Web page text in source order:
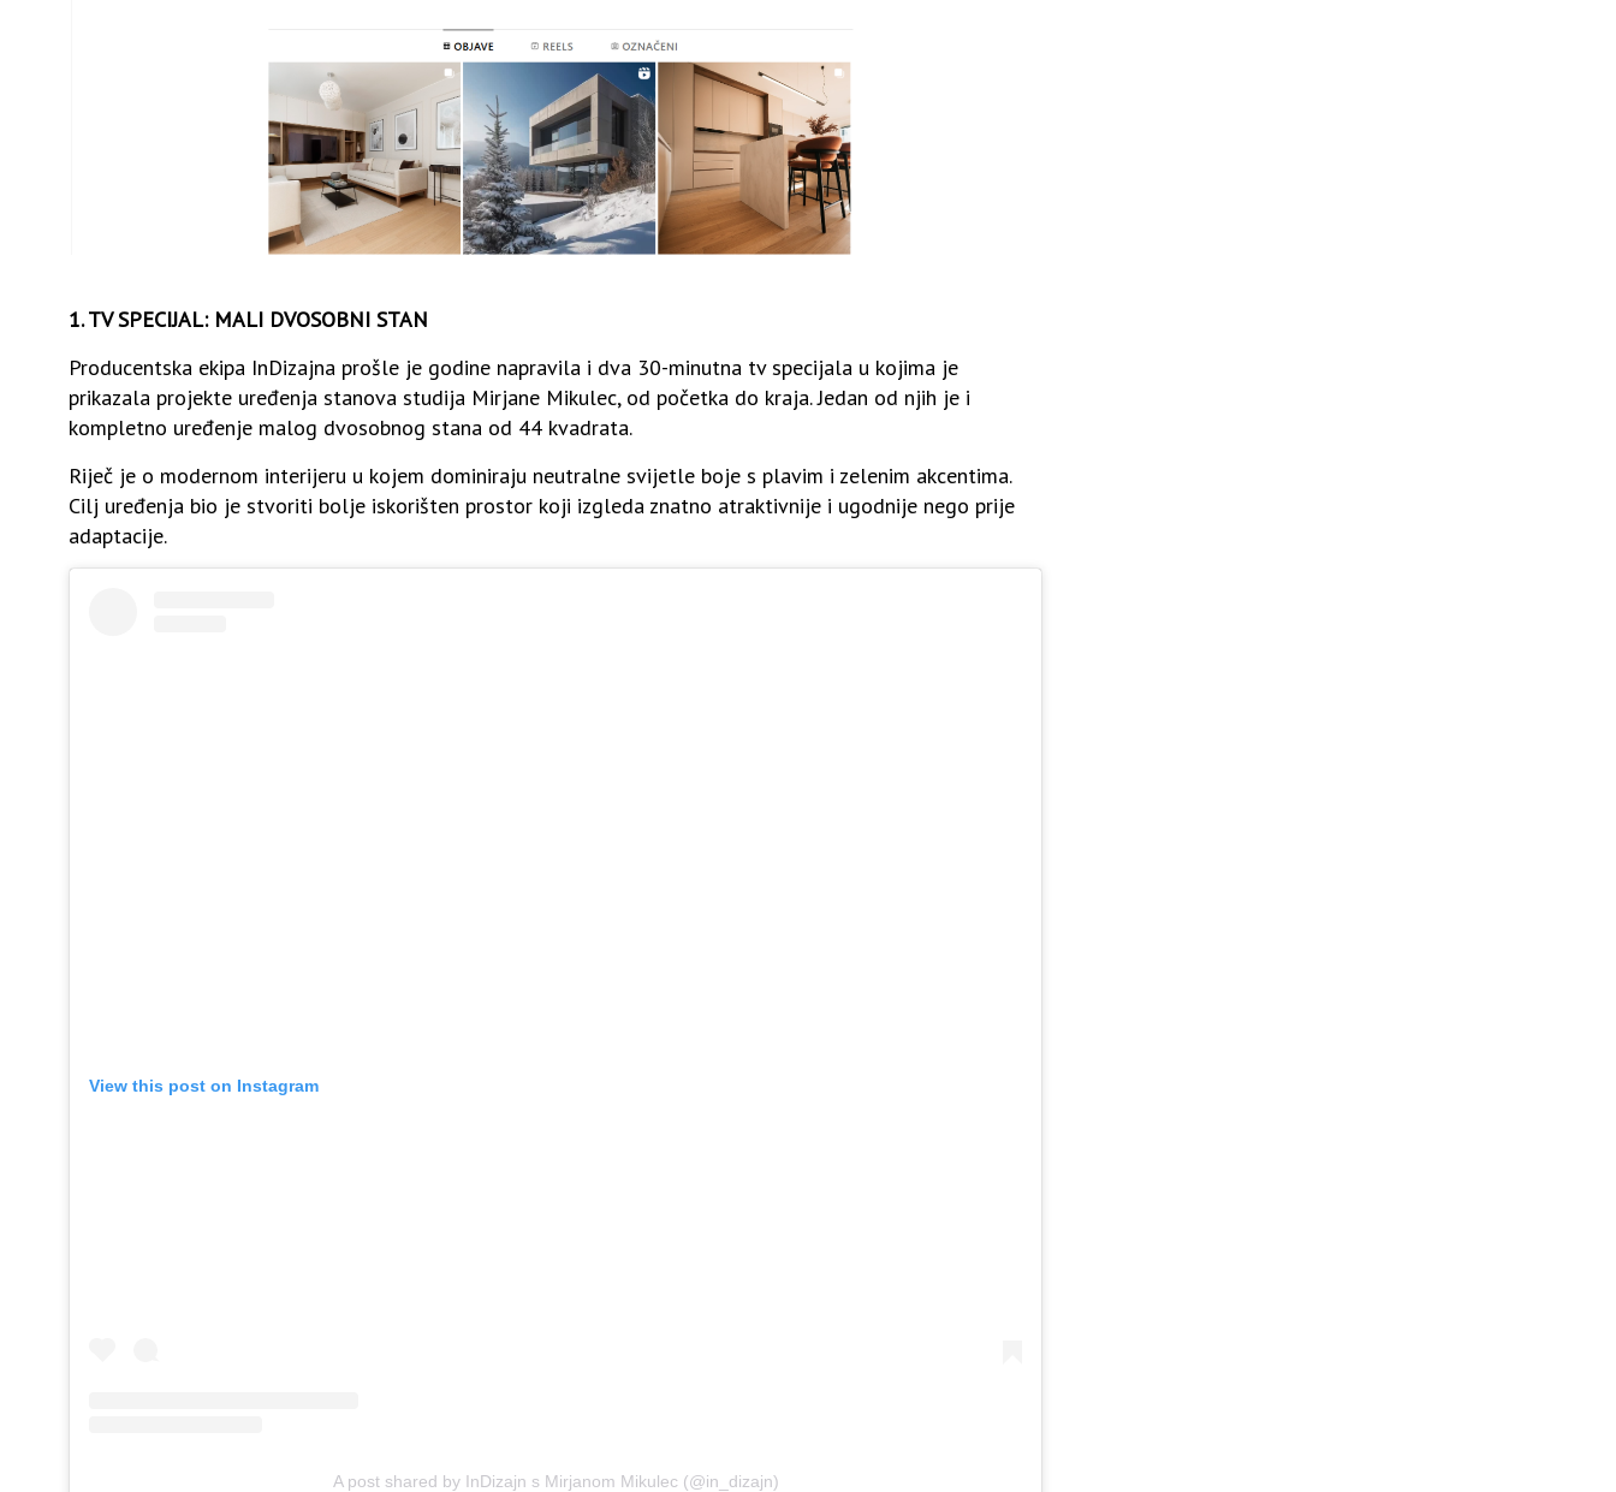
1. TV SPECIJAL: MALI DVOSOBNI STAN
Producentska ekipa InDizajna prošle je godine napravila i dva 30-minutna tv specijala u kojima je
prikazala projekte uređenja stanova studija Mirjane Mikulec, od početka do kraja. Jedan od njih je i
kompletno uređenje malog dvosobnog stana od 44 kvadrata.
Riječ je o modernom interijeru u kojem dominiraju neutralne svijetle boje s plavim i zelenim akcentima.
Cilj uređenja bio je stvoriti bolje iskorišten prostor koji izgleda znatno atraktivnije i ugodnije nego prije
adaptacije.
View this post on Instagram
A post shared by InDizajn s Mirjanom Mikulec (@in_dizajn)